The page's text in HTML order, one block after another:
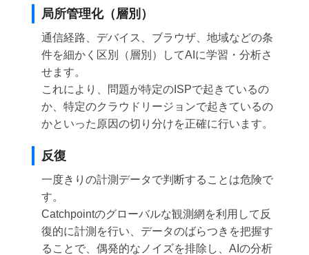
局所管理化（層別）
通信経路、デバイス、ブラウザ、地域などの条
件を細かく区別（層別）してAIに学習・分析さ
せます。
これにより、問題が特定のISPで起きているの
か、特定のクラウドリージョンで起きているの
かといった原因の切り分けを正確に行います。
反復
一度きりの計測データで判断することは危険で
す。
Catchpointのグローバルな観測網を利用して反
復的に計測を行い、データのばらつきを把握す
ることで、偶発的なノイズを排除し、AIの分析